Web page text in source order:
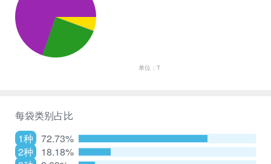
每袋类别占比
1种
72.73%
2种
18.18%